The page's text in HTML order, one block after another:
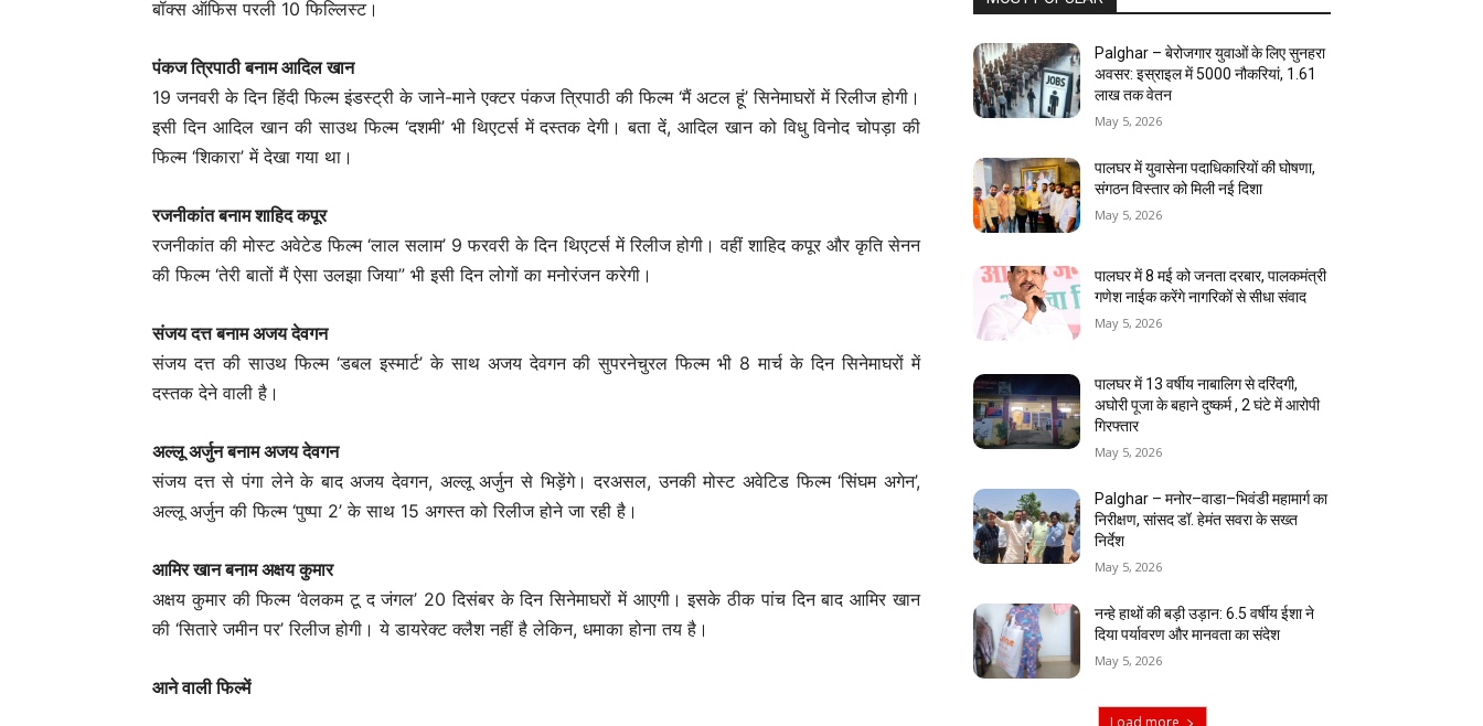
बॉक्स ऑफिस परली 10 फिल्लिस्ट।
पंकज त्रिपाठी बनाम आदिल खान
19 जनवरी के दिन हिंदी फिल्म इंडस्ट्री के जाने-माने एक्टर पंकज त्रिपाठी की फिल्म ‘मैं अटल हूं’ सिनेमाघरों में रिलीज होगी।
इसी दिन आदिल खान की साउथ फिल्म ‘दशमी’ भी थिएटर्स में दस्तक देगी। बता दें, आदिल खान को विधु विनोद चोपड़ा की
फिल्म ‘शिकारा’ में देखा गया था।
रजनीकांत बनाम शाहिद कपूर
रजनीकांत की मोस्ट अवेटेड फिल्म ‘लाल सलाम’ 9 फरवरी के दिन थिएटर्स में रिलीज होगी। वहीं शाहिद कपूर और कृति सेनन
की फिल्म ‘तेरी बातों मैं ऐसा उलझा जिया” भी इसी दिन लोगों का मनोरंजन करेगी।
संजय दत्त बनाम अजय देवगन
संजय दत्त की साउथ फिल्म ‘डबल इस्मार्ट’ के साथ अजय देवगन की सुपरनेचुरल फिल्म भी 8 मार्च के दिन सिनेमाघरों में
दस्तक देने वाली है।
अल्लू अर्जुन बनाम अजय देवगन
संजय दत्त से पंगा लेने के बाद अजय देवगन, अल्लू अर्जुन से भिड़ेंगे। दरअसल, उनकी मोस्ट अवेटिड फिल्म ‘सिंघम अगेन’,
अल्लू अर्जुन की फिल्म ‘पुष्पा 2’ के साथ 15 अगस्त को रिलीज होने जा रही है।
आमिर खान बनाम अक्षय कुमार
अक्षय कुमार की फिल्म ‘वेलकम टू द जंगल’ 20 दिसंबर के दिन सिनेमाघरों में आएगी। इसके ठीक पांच दिन बाद आमिर खान
की ‘सितारे जमीन पर’ रिलीज होगी। ये डायरेक्ट क्लैश नहीं है लेकिन, धमाका होना तय है।
आने वाली फिल्में
Palghar – बेरोजगार युवाओं के लिए सुनहरा
अवसर: इस्राइल में 5000 नौकरियां, ₹1.61
लाख तक वेतन
May 5, 2026
पालघर में युवासेना पदाधिकारियों की घोषणा,
संगठन विस्तार को मिली नई दिशा
May 5, 2026
पालघर में 8 मई को जनता दरबार, पालकमंत्री
गणेश नाईक करेंगे नागरिकों से सीधा संवाद
May 5, 2026
पालघर में 13 वर्षीय नाबालिग से दरिंदगी,
अघोरी पूजा के बहाने दुष्कर्म , 2 घंटे में आरोपी
गिरफ्तार
May 5, 2026
Palghar – मनोर–वाडा–भिवंडी महामार्ग का
निरीक्षण, सांसद डॉ. हेमंत सवरा के सख्त
निर्देश
May 5, 2026
नन्हे हाथों की बड़ी उड़ान: 6.5 वर्षीय ईशा ने
दिया पर्यावरण और मानवता का संदेश
May 5, 2026